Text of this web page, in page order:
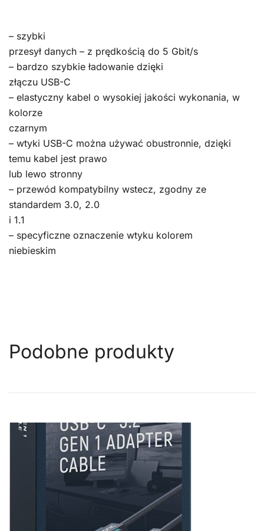
– szybki
przesył danych – z prędkością do 5 Gbit/s
– bardzo szybkie ładowanie dzięki
złączu USB-C
– elastyczny kabel o wysokiej jakości wykonania, w
kolorze
czarnym
– wtyki USB-C można używać obustronnie, dzięki
temu kabel jest prawo
lub lewo stronny
– przewód kompatybilny wstecz, zgodny ze
standardem 3.0, 2.0
i 1.1
– specyficzne oznaczenie wtyku kolorem
niebieskim
Podobne produkty